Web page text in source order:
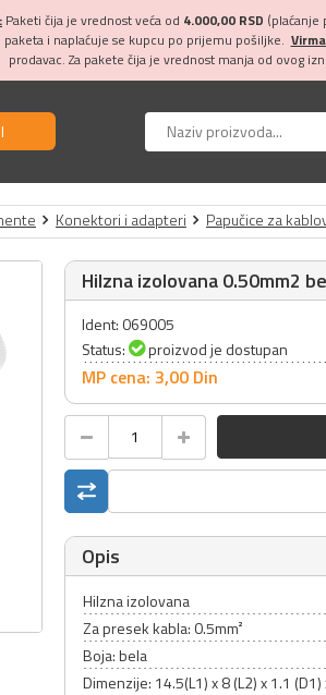
Paketi čija je vrednost veća od 4.000,00 RSD (plaćanje
paketa i naplaćuje se kupcu po prijemu pošiljke.
prodavac. Za pakete čija je vrednost manja od ovog
Konektori i adapteri Papučice za
Hilzna izolovana 0.50mm2
Ident: 069005
Status:
proizvod je dostupan
MP cena: 3,00 Din
Opis
Hilzna izolovana
Za presek kabla: 0.5mm²
Boja: bela
Dimenzije: 14.5(L1) x 8 (L2) x 1.1